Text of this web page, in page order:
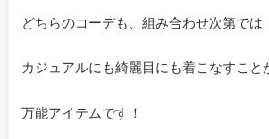
どちらのコーデも、組み合わせ次第では
カジュアルにも綺麗目にも着こなすこと
万能アイテムです！